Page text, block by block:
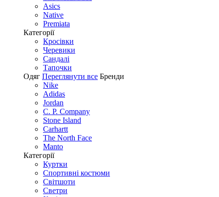
Asics
Native
Premiata
Категорії
Кросівки
Черевики
Сандалі
Tапочки
Одяг Переглянути все Бренди
Nike
Adidas
Jordan
C. P. Company
Stone Island
Carhartt
The North Face
Manto
Категорії
Куртки
Спортивні костюми
Світшоти
Светри